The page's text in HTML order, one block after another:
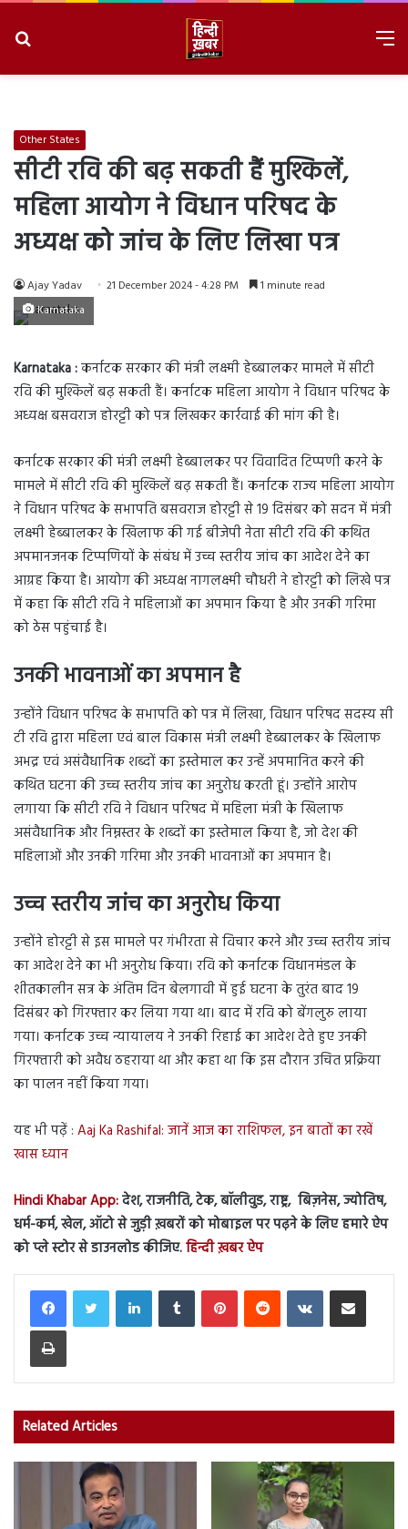
Other States
सीटी रवि की बढ़ सकती हैं मुश्किलें,
महिला आयोग ने विधान परिषद के
अध्यक्ष को जांच के लिए लिखा पत्र
Ajay Yadav 21 December 2024 - 4:28 PM 1 minute read
Karnataka
Karnataka :कर्नाटक सरकार की मंत्री लक्ष्मी हेब्बालकर मामले में सीटी
रवि की मुश्किलें बढ़ सकती हैं। कर्नाटक महिला आयोग ने विधान परिषद के
अध्यक्ष बसवराज होरट्टी को पत्र लिखकर कार्रवाई की मांग की है।
कर्नाटक सरकार की मंत्री लक्ष्मी हेब्बालकर पर विवादित टिप्पणी करने के
मामले में सीटी रवि की मुश्किलें बढ़ सकती हैं। कर्नाटक राज्य महिला आयोग
ने विधान परिषद के सभापति बसवराज होरट्टी से 19 दिसंबर को सदन में मंत्री
लक्ष्मी हेब्बालकर के खिलाफ की गई बीजेपी नेता सीटी रवि की कथित
अपमानजनक टिप्पणियों के संबंध में उच्च स्तरीय जांच का आदेश देने का
आग्रह किया है। आयोग की अध्यक्ष नागलक्ष्मी चौधरी ने होरट्टी को लिखे पत्र
में कहा कि सीटी रवि ने महिलाओं का अपमान किया है और उनकी गरिमा
को ठेस पहुंचाई है।
उनकी भावनाओं का अपमान है
उन्होंने विधान परिषद के सभापति को पत्र में लिखा, विधान परिषद सदस्य सी
टी रवि द्वारा महिला एवं बाल विकास मंत्री लक्ष्मी हेब्बालकर के खिलाफ
अभद्र एवं असंवैधानिक शब्दों का इस्तेमाल कर उन्हें अपमानित करने की
कथित घटना की उच्च स्तरीय जांच का अनुरोध करती हूं। उन्होंने आरोप
लगाया कि सीटी रवि ने विधान परिषद में महिला मंत्री के खिलाफ
असंवैधानिक और निम्नस्तर के शब्दों का इस्तेमाल किया है, जो देश की
महिलाओं और उनकी गरिमा और उनकी भावनाओं का अपमान है।
उच्च स्तरीय जांच का अनुरोध किया
उन्होंने होरट्टी से इस मामले पर गंभीरता से विचार करने और उच्च स्तरीय जांच
का आदेश देने का भी अनुरोध किया। रवि को कर्नाटक विधानमंडल के
शीतकालीन सत्र के अंतिम दिन बेलगावी में हुई घटना के तुरंत बाद 19
दिसंबर को गिरफ्तार कर लिया गया था। बाद में रवि को बेंगलुरु लाया
गया। कर्नाटक उच्च न्यायालय ने उनकी रिहाई का आदेश देते हुए उनकी
गिरफ्तारी को अवैध ठहराया था और कहा था कि इस दौरान उचित प्रक्रिया
का पालन नहीं किया गया।
यह भी पढ़ें : Aaj Ka Rashifal: जानें आज का राशिफल, इन बातों का रखें
खास ध्यान
Hindi Khabar App:देश, राजनीति, टेक, बॉलीवुड, राष्ट्र, बिज़नेस, ज्योतिष,
धर्म-कर्म, खेल, ऑटो से जुड़ी ख़बरों को मोबाइल पर पढ़ने के लिए हमारे ऐप
को प्ले स्टोर से डाउनलोड कीजिए.हिन्दी ख़बर ऐप
LinkedInTumblr PinterestReddit VKontakteShare via Email
Print
Related Articles